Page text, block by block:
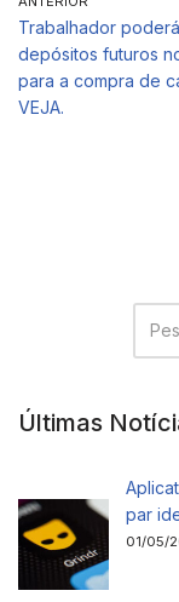
Trabalhador
depósitos futuros
para a compra de
VEJA.
Últimas
par
01/05/